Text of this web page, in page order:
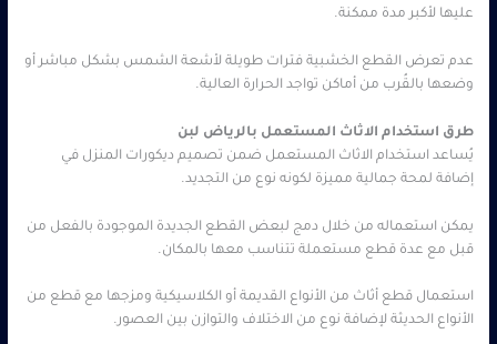
عليها لأكبر مدة ممكنة.
عدم تعرض القطع الخشبية فترات طويلة لأشعة الشمس بشكل مباشر أو
وضعها بالقُرب من أماكن تواجد الحرارة العالية.
طرق استخدام الاثاث المستعمل بالرياض لبن
يُساعد استخدام الاثاث المستعمل ضمن تصميم ديكورات المنزل في
إضافة لمحة جمالية مميزة لكونه نوع من التجديد.
يمكن استعماله من خلال دمج لبعض القطع الجديدة الموجودة بالفعل من
قبل مع عدة قطع مستعملة تتناسب معها بالمكان.
استعمال قطع أثاث من الأنواع القديمة أو الكلاسيكية ومزجها مع قطع من
الأنواع الحديثة لإضافة نوع من الاختلاف والتوازن بين العصور.